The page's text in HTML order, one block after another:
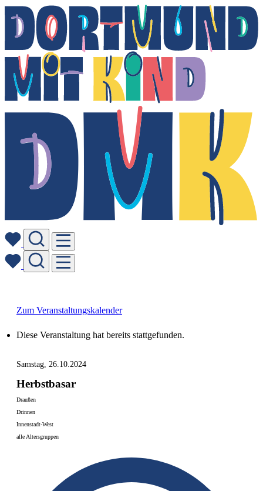
Zum Veranstaltungskalender
Diese Veranstaltung hat bereits stattgefunden.
Samstag, 26.10.2024
Herbstbasar
Draußen
Drinnen
Innenstadt-West
alle Altersgruppen